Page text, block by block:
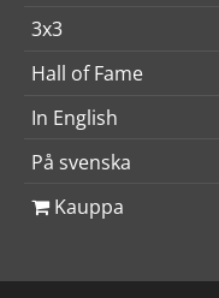
3x3
Hall of Fame
In English
På svenska
Kauppa